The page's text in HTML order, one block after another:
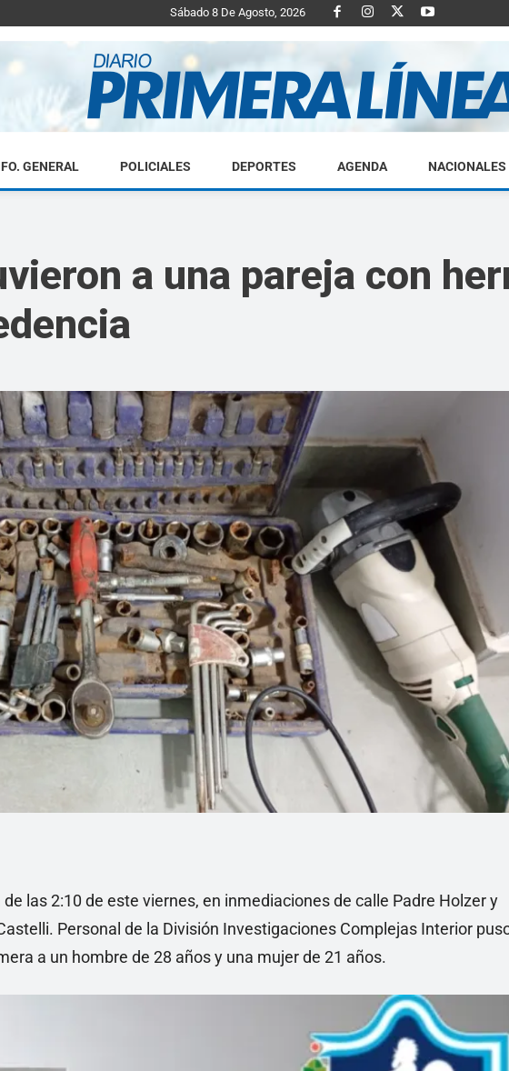
Sábado 8 De Agosto, 2026
Diario
Linea
GENERAL POLICIALES DEPORTES AGENDA NACIONALES
a una pareja con
las 2:10 de este viernes, en inmediaciones de calle Padre Holzer y
Personal de la División Investigaciones Complejas Interior
a un hombre de 28 años y una mujer de 21 años.